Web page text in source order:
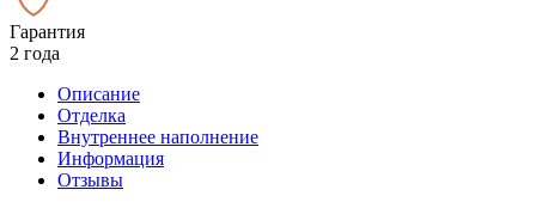
Гарантия
2 года
Описание
Отделка
Внутреннее наполнение
Информация
Отзывы